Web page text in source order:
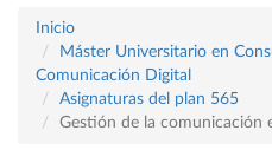
Inicio
Máster Universitario en
Comunicación Digital
Asignaturas del plan 565
Gestión de la comunicación